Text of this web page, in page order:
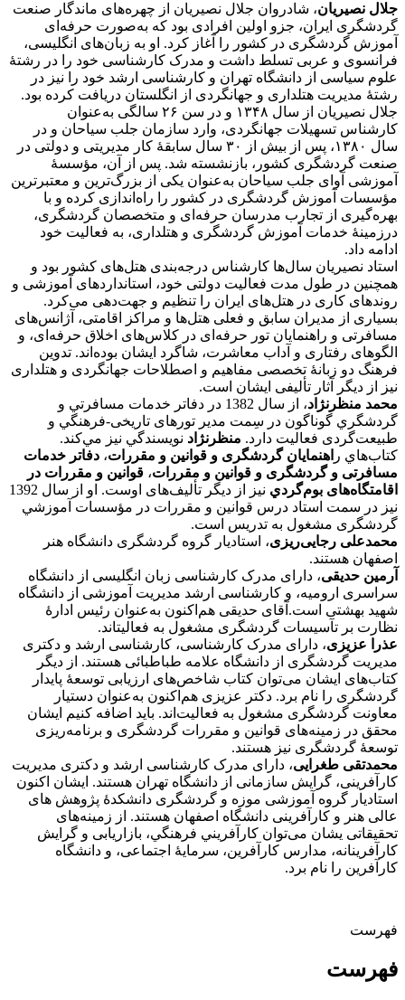
جلال نصیریان، شادروان جلال نصیریان از چهره‌های ماندگار صنعت
گردشگری ایران، جزو اولین افرادی بود که به‌صورت حرفه‌ای
آموزش گردشگری در کشور را آغاز کرد. او به زبان‌های انگلیسی،
فرانسوی و عربی تسلط داشت و مدرک کارشناسی خود را در رشتۀ
علوم سیاسی از دانشگاه تهران و کارشناسی ارشد خود را نیز در
رشتۀ مدیریت هتلداری و جهانگردی از انگلستان دریافت کرده بود.
جلال نصیریان از سال ۱۳۴۸ و در سن ۲۶ سالگی به‌عنوان
کارشناس تسهیلات جهانگردی، وارد سازمان جلب سیاحان و در
سال ۱۳۸۰، پس از بیش از ۳۰ سال سابقۀ کار مدیریتی و دولتی در
صنعت گردشگری کشور، بازنشسته شد. پس از آن، مؤسسۀ
آموزشی آوای جلب سیاحان به‌عنوان یکی از بزرگ‌ترین و معتبرترین
مؤسسات آموزش گردشگری در کشور را راه‌اندازی کرده و با
بهره‌گیری از تجارب مدرسان حرفه‌ای و متخصصان گردشگری،
درزمینۀ خدمات آموزش گردشگری و هتلداری، به فعالیت خود
ادامه داد.
استاد نصیریان سال‌ها کارشناس درجه‌بندی هتل‌های کشور بود و
همچنین در طول مدت فعالیت دولتی خود، استانداردهای آموزشی و
روندهای کاری در هتل‌های ایران را تنظیم و جهت‌دهی می‌کرد.
بسیاری از مدیران سابق و فعلی هتل‌ها و مراکز اقامتی، آژانس‌های
مسافرتی و راهنمایان تور حرفه‌ای در کلاس‌های اخلاق حرفه‌ای، و
الگوهای رفتاری و آداب معاشرت، شاگرد ایشان بوده‌اند. تدوین
فرهنگ دو زبانۀ تخصصی مفاهیم و اصطلاحات جهانگردی و هتلداری
نیز از دیگر آثار تألیفی ایشان است.
محمد منظرنژاد
، از سال 1382 در دفاتر خدمات مسافرتي و
گردشگري گوناگون در سِمت مدير تورهای تاريخی-فرهنگي و
طبيعت‌گردی فعاليت دارد. منظرنژاد نويسندگي نيز مي‌كند.
كتاب‌هاي ر اهنمايان گردشگری و قوانين و مقررات، دفاتر خدمات
مسافرتی و گردشگری و قوانين و مقررات، قوانين و مقررات در
اقامتگاه‌های بوم‌گردي
نیز از دیگر تأليف‌های اوست. او از سال 1392
نيز در سمت استاد درس قوانين و مقررات در مؤسسات آموزشي
گردشگری مشغول به تدريس است.
محمدعلی رجایی‌ریزی، استادیار گروه گردشگری دانشگاه هنر
اصفهان هستند.
آرمین حدیقی، دارای مدرک کارشناسی زبان انگلیسی از دانشگاه
سراسری ارومیه، و کارشناسی ارشد مدیریت آموزشی از دانشگاه
شهید بهشتی است.آقای حدیقی هم‌اکنون به‌عنوان رئیس ادارۀ
نظارت بر تآسیسات گردشگری مشغول به فعالیت‎اند.
عذرا عزیزی، دارای مدرک کارشناسی، کارشناسی ارشد و دکتری
مدیریت گردشگری از دانشگاه علامه طباطبائی هستند. از دیگر
کتاب‌های ایشان می‌توان کتاب شاخص‌های ارزیابی توسعۀ پایدار
گردشگری را نام برد. دکتر عزیزی هم‌اکنون به‌عنوان دستیار
معاونت گردشگری مشغول به فعالیت‌اند. باید اضافه کنیم ایشان
محقق در زمینه‌های قوانین و مقررات گردشگری و برنامه‌ریزی
توسعۀ گردشگری نیز هستند.
محمدتقی طغرایی، دارای مدرک کارشناسی ارشد و دکتری مدیریت
کارآفرینی، گرایش سازمانی از دانشگاه تهران هستند. ایشان اکنون
استادیار گروه آموزشی موزه و گردشگری دانشکدۀ پژوهش های
عالی هنر و کارآفرینی دانشگاه اصفهان هستند. از زمینه‌‌های
تحقیقاتی یشان می‌توان کارآفريني فرهنگي، بازاریابی و گرايش
کارآفرينانه، مدارس کارآفرين، سرمایۀ اجتماعی، و دانشگاه
کارآفرين را نام برد.
فهرست
فهرست